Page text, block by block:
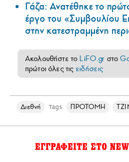
Γάζα: Ανατέθηκε το
έργο του «Συμβουλίου
στην κατεστραμμένη
Ακολουθήστε το LiFO.gr στο
πρώτοι όλες τις ειδήσεις
Διεθνή Tags ΠΡΟΤΟΜΗ
ΕΓΓΡΑΦΕΙΤΕ ΣΤΟ